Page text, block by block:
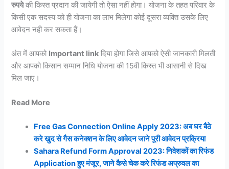
रुपयेकी किस्त प्रदान की जायेगी तो ऐसा नहीं होगा। योजना के तहत परिवार के
किसी एक सदस्य को ही योजना का लाभ मिलेगा कोई दूसरा व्यक्ति उसके लिए
आवेदन नही कर सकता हैं।
अंत में आपको Important link दिया होगा जिसे आपको ऐसी जानकारी मिलती
और आपको किसान सम्मान निधि योजना की 15वी किस्त भी आसानी से दिख
मिल जाए।
Read More
Free Gas Connection Online Apply 2023: अब घर बैठे
करे खुद से गैस कनेक्शन के लिए आवेदन जाने पूरी आवेदन प्रक्रिया
Sahara Refund Form Approval 2023: निवेशकों का रिफंड
Application हुए मंजूर, जाने कैसे चेक करे रिफंड अप्रुवल का